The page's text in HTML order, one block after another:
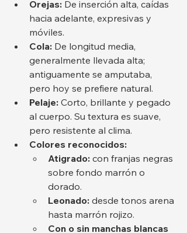
Orejas: De inserción alta, caídas
hacia adelante, expresivas y
móviles.
Cola: De longitud media,
generalmente llevada alta;
antiguamente se amputaba,
pero hoy se prefiere natural.
Pelaje: Corto, brillante y pegado
al cuerpo. Su textura es suave,
pero resistente al clima.
Colores reconocidos:
Atigrado: con franjas negras
sobre fondo marrón o
dorado.
Leonado: desde tonos arena
hasta marrón rojizo.
Con o sin manchas blancas